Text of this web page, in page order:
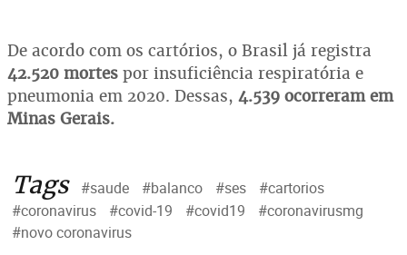
De acordo com os cartórios, o Brasil já registra
42.520 mortes por insuficiência respiratória e
pneumonia em 2020. Dessas, 4.539 ocorreram em
Minas Gerais.
Tags #saude #balanco #ses
#cartorios
#coronavirus
#covid-19 #covid19
#coronavirusmg
#novo coronavirus